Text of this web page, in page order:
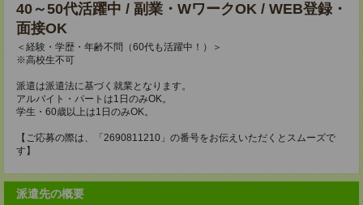
40～50代活躍中 / 副業・WワークOK / WEB登録・
面接OK
＜経験・学歴・年齢不問（60代も活躍中！）＞
※高校生不可
派遣は派遣法に基づく就業となります。
アルバイト・パートは1日のみOK。
学生・60歳以上は1日のみOK。
【ご応募の際は、「2690811210」の番号をお伝えいただくとスムーズで
す】
派遣先の概要